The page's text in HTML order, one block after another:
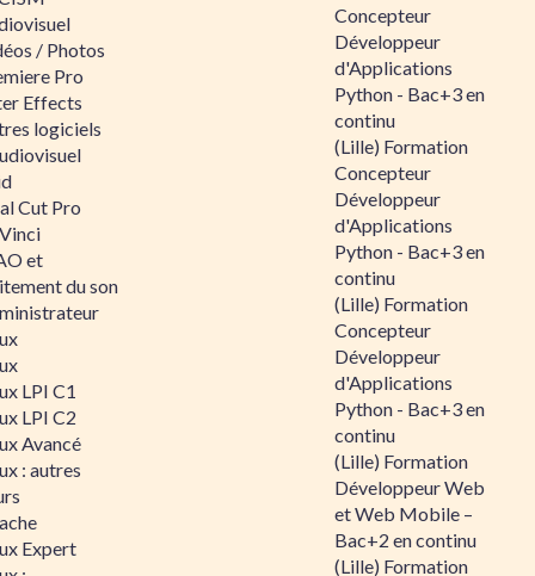
/ Photos
Pro
Effects
logiciels
Cut Pro
et
du son
LPI C1
LPI C2
Avancé
: autres
Expert
Concepteur
Développeur
d'Applications
Python - Bac+3 en
continu
(Lille) Formation
Concepteur
Développeur
d'Applications
Python - Bac+3 en
continu
(Lille) Formation
Concepteur
Développeur
d'Applications
Python - Bac+3 en
continu
(Lille) Formation
Développeur Web
et Web Mobile –
Bac+2 en continu
(Lille) Formation